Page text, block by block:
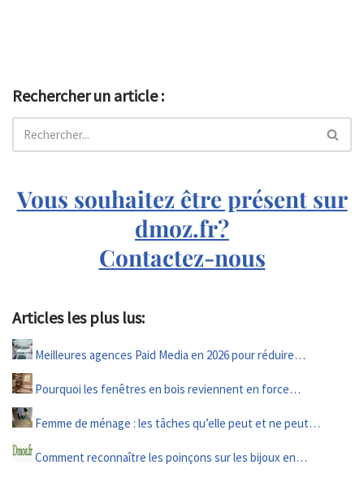
Rechercher un article :
Vous souhaitez être présent sur
dmoz.fr?
Contactez-nous
Articles les plus lus:
Meilleures agences Paid Media en 2026 pour réduire…
Pourquoi les fenêtres en bois reviennent en force…
Femme de ménage : les tâches qu’elle peut et ne peut…
Comment reconnaître les poinçons sur les bijoux en…